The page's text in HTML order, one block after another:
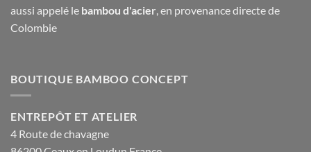
aussi appelé le bambou d'acier , en provenance directe de
Colombie
BOUTIQUE BAMBOO CONCEPT
ENTREPÔT ET ATELIER
4 Route de chavagne